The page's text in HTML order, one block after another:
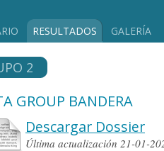
RESULTADOS GALERÍA
2
GROUP BANDERA
Descargar Dossier
Última actualización 21-01-